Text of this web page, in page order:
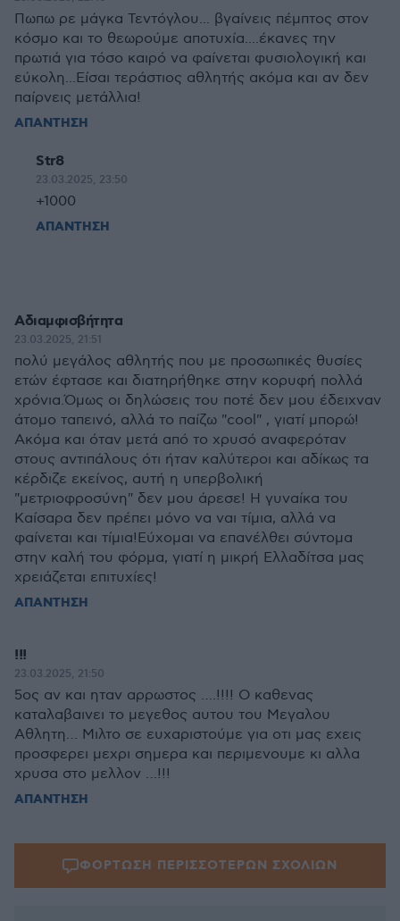
Πωπω ρε μάγκα Τεντόγλου... βγαίνεις πέμπτος στον
κόσμο και το θεωρούμε αποτυχία....έκανες την
πρωτιά για τόσο καιρό να φαίνεται φυσιολογική και
εύκολη...Είσαι τεράστιος αθλητής ακόμα και αν δεν
παίρνεις μετάλλια!
ΑΠΑΝΤΗΣΗ
Str8
23.03.2025, 23:50
+1000
ΑΠΑΝΤΗΣΗ
Αδιαμφισβήτητα
23.03.2025, 21:51
πολύ μεγάλος αθλητής που με προσωπικές θυσίες
ετών έφτασε και διατηρήθηκε στην κορυφή πολλά
χρόνια.Όμως οι δηλώσεις του ποτέ δεν μου έδειχναν
άτομο ταπεινό, αλλά το παίζω "cool" , γιατί μπορώ!
Ακόμα και όταν μετά από το χρυσό αναφερόταν
στους αντιπάλους ότι ήταν καλύτεροι και αδίκως τα
κέρδιζε εκείνος, αυτή η υπερβολική
"μετριοφροσύνη" δεν μου άρεσε! Η γυναίκα του
Καίσαρα δεν πρέπει μόνο να ναι τίμια, αλλά να
φαίνεται και τίμια!Εύχομαι να επανέλθει σύντομα
στην καλή του φόρμα, γιατί η μικρή Ελλαδίτσα μας
χρειάζεται επιτυχίες!
ΑΠΑΝΤΗΣΗ
!!!
23.03.2025, 21:50
5ος αν και ηταν αρρωστος ….!!!! Ο καθενας
καταλαβαινει το μεγεθος αυτου του Μεγαλου
Αθλητη… Μιλτο σε ευχαριστούμε για οτι μας εχεις
προσφερει μεχρι σημερα και περιμενουμε κι αλλα
χρυσα στο μελλον …!!!
ΑΠΑΝΤΗΣΗ
ΦΟΡΤΩΣΗ ΠΕΡΙΣΣΟΤΕΡΩΝ ΣΧΟΛΙΩΝ